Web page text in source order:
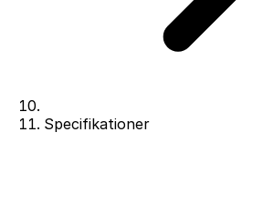
Specifikationer